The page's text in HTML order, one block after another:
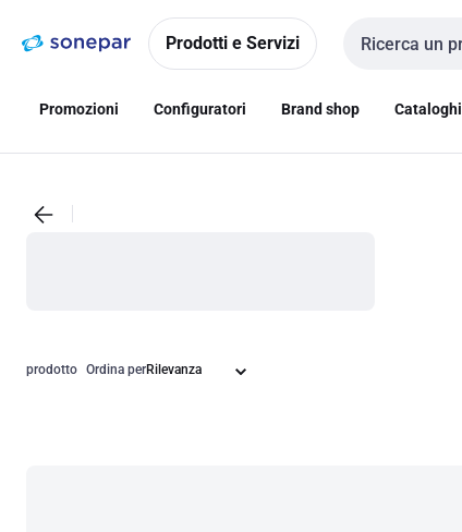
navigazionealla
Prodotti e Servizi
Cerca input
Promozioni Configuratori Brand shop Cataloghi
prodotto Ordina per